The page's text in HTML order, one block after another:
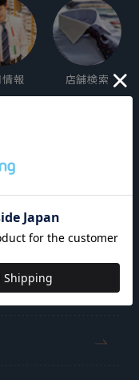
報 店舗検索